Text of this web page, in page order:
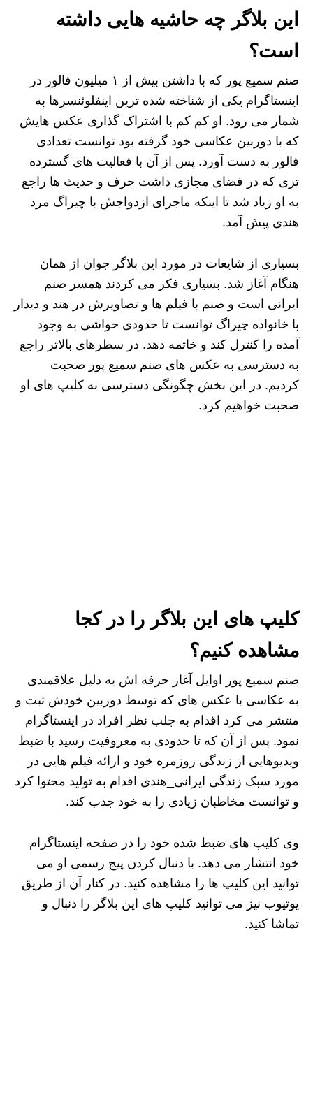
این بلاگر چه حاشیه هایی داشته
است؟
صنم سمیع پور که با داشتن بیش از ۱ میلیون فالور در
اینستاگرام یکی از شناخته شده ترین اینفلوئنسرها به
شمار می رود. او کم کم با اشتراک گذاری عکس هایش
که با دوربین عکاسی خود گرفته بود توانست تعدادی
فالور به دست آورد. پس از آن با فعالیت های گسترده
تری که در فضای مجازی داشت حرف و حدیث ها راجع
به او زیاد شد تا اینکه ماجرای ازدواجش با چیراگ مرد
هندی پیش آمد.
بسیاری از شایعات در مورد این بلاگر جوان از همان
هنگام آغاز شد. بسیاری فکر می کردند همسر صنم
ایرانی است و صنم با فیلم ها و تصاویرش در هند و دیدار
با خانواده چیراگ توانست تا حدودی حواشی به وجود
آمده را کنترل کند و خاتمه دهد. در سطرهای بالاتر راجع
به دسترسی به عکس های صنم سمیع پور صحبت
کردیم. در این بخش چگونگی دسترسی به کلیپ های او
صحبت خواهیم کرد.
کلیپ های این بلاگر را در کجا
مشاهده کنیم؟
صنم سمیع پور اوایل آغاز حرفه اش به دلیل علاقمندی
به عکاسی با عکس های که توسط دوربین خودش ثبت و
منتشر می کرد اقدام به جلب نظر افراد در اینستاگرام
نمود. پس از آن که تا حدودی به معروفیت رسید با ضبط
ویدیوهایی از زندگی روزمره خود و ارائه فیلم هایی در
مورد سبک زندگی ایرانی_هندی اقدام به تولید محتوا کرد
و توانست مخاطبان زیادی را به خود جذب کند.
وی کلیپ های ضبط شده خود را در صفحه اینستاگرام
خود انتشار می دهد. با دنبال کردن پیج رسمی او می
توانید این کلیپ ها را مشاهده کنید. در کنار آن از طریق
یوتیوب نیز می توانید کلیپ های این بلاگر را دنبال و
تماشا کنید‌.